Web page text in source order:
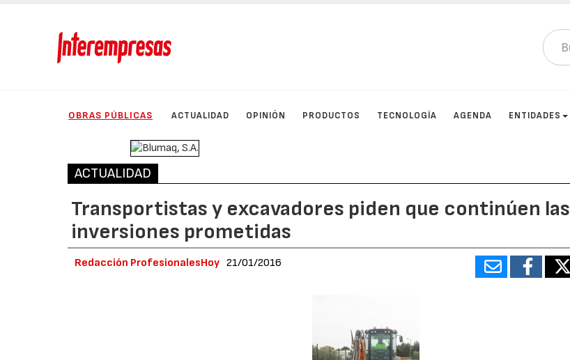
OBRAS PÚBLICAS ACTUALIDAD OPINIÓN PRODUCTOS TECNOLOGÍA AGENDA ENTIDADES
ACTUALIDAD
Transportistas y excavadores piden que continúen las
inversiones prometidas
Redacción ProfesionalesHoy 21/01/2016